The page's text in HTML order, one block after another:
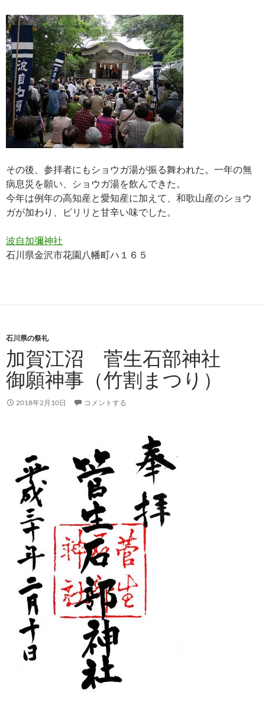
その後、参拝者にもショウガ湯が振る舞われた。一年の無
病息災を願い、ショウガ湯を飲んできた。
今年は例年の高知産と愛知産に加えて、和歌山産のショウ
ガが加わり、ピリリと甘辛い味でした。
波自加彌神社
石川県金沢市花園八幡町ハ１６５
石川県の祭礼
加賀江沼 菅生石部神社
御願神事（竹割まつり）
2018年2月10日 コメントする